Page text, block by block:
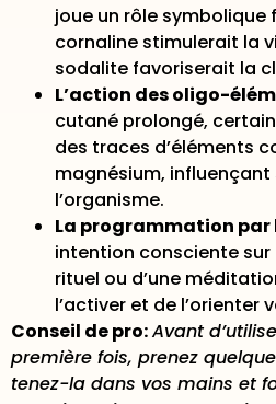
joue un rôle symbolique
cornaline stimulerait la
sodalite favoriserait la
L’action des oligo-
cutané prolongé,
des traces d’éléments
magnésium,
l’organisme.
La programmation par
intention consciente sur
rituel ou d’une
l’activer et de l’orienter
Conseil de pro:Avant
première fois, prenez
tenez-la dans vos mains et